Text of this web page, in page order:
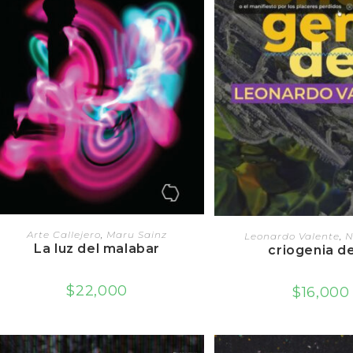
AGREGAR AL CARRITO
Arte Callejero Maru Sainz
La luz del malabar
$22,000
LEER MÁS
Leonardo Valente
criogenia
$16,000